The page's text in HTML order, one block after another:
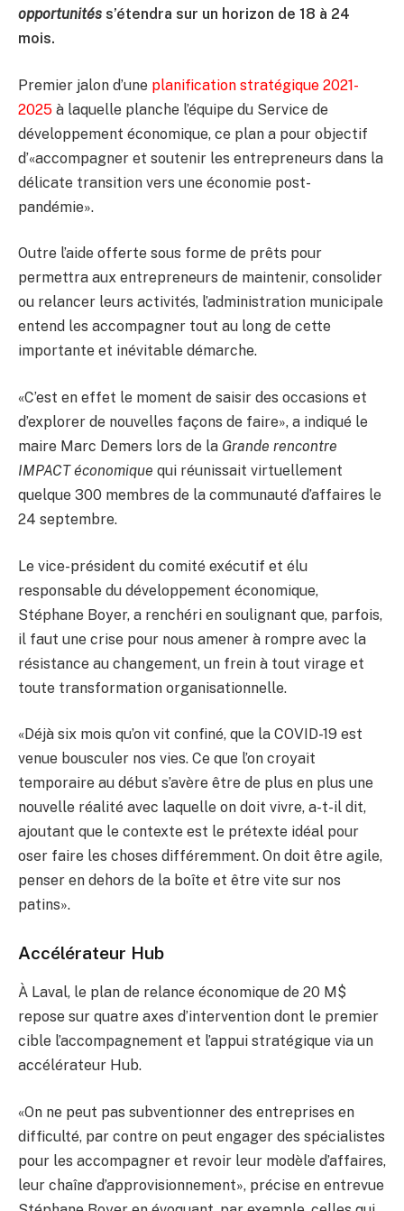
opportunités s’étendra sur un horizon de 18 à 24
mois.
Premier jalon d’une planification stratégique 2021-
2025 à laquelle planche l’équipe du Service de
développement économique, ce plan a pour objectif
d’«accompagner et soutenir les entrepreneurs dans la
délicate transition vers une économie post-
pandémie».
Outre l’aide offerte sous forme de prêts pour
permettra aux entrepreneurs de maintenir, consolider
ou relancer leurs activités, l’administration municipale
entend les accompagner tout au long de cette
importante et inévitable démarche.
«C’est en effet le moment de saisir des occasions et
d’explorer de nouvelles façons de faire», a indiqué le
maire Marc Demers lors de la Grande rencontre
IMPACT économique qui réunissait virtuellement
quelque 300 membres de la communauté d’affaires le
24 septembre.
Le vice-président du comité exécutif et élu
responsable du développement économique,
Stéphane Boyer, a renchéri en soulignant que, parfois,
il faut une crise pour nous amener à rompre avec la
résistance au changement, un frein à tout virage et
toute transformation organisationnelle.
«Déjà six mois qu’on vit confiné, que la COVID-19 est
venue bousculer nos vies. Ce que l’on croyait
temporaire au début s’avère être de plus en plus une
nouvelle réalité avec laquelle on doit vivre, a-t-il dit,
ajoutant que le contexte est le prétexte idéal pour
oser faire les choses différemment. On doit être agile,
penser en dehors de la boîte et être vite sur nos
patins».
Accélérateur Hub
À Laval, le plan de relance économique de 20 M$
repose sur quatre axes d’intervention dont le premier
cible l’accompagnement et l’appui stratégique via un
accélérateur Hub.
«On ne peut pas subventionner des entreprises en
difficulté, par contre on peut engager des spécialistes
pour les accompagner et revoir leur modèle d’affaires,
leur chaîne d’approvisionnement», précise en entrevue